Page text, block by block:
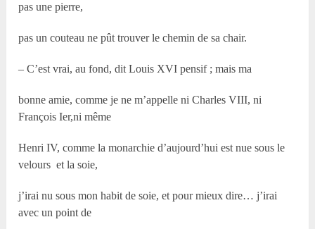
pas une pierre,
pas un couteau ne pût trouver le chemin de sa chair.
– C’est vrai, au fond, dit Louis XVI pensif ; mais ma
bonne amie, comme je ne m’appelle ni Charles VIII, ni
François Ier,ni même
Henri IV, comme la monarchie d’aujourd’hui est nue sous le
velours et la soie,
j’irai nu sous mon habit de soie, et pour mieux dire… j’irai
avec un point de